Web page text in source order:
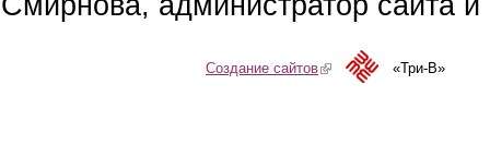
Создание сайтов(link is external)«Три-В»